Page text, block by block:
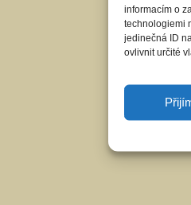
informacím o
technologiemi
jedinečná ID
ovlivnit určité